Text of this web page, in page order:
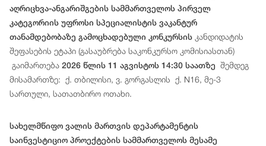
აღრიცხვა-ანგარიშგების სამმართველოს პირველ
კატეგორიის უფროსი სპეციალისტის ვაკანტურ
თანამდებობაზე გამოცხადებული კონკურსის კანდიდატის
შეფასების ეტაპი (გასაუბრება საკონკურსო კომისიასთან)
გაიმართება 2026 წლის 11 აგვისტოს 14:30 საათზე შემდეგ
მისამართზე: ქ. თბილისი, ვ. გორგასლის ქ. N16, მე-3
სართული, სათათბირო ოთახი.
სახელმწიფო ვალის მართვის დეპარტამენტის
საინვესტიციო პროექტების სამმართველოს მესამე